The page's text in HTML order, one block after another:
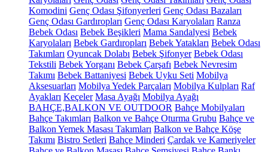
Komodini Genç Odası Şifonyerleri Genç Odası Bazaları
Genç Odası Gardıropları Genç Odası Karyolaları Ranza
Bebek Odası Bebek Beşikleri Mama Sandalyesi Bebek
Karyolaları Bebek Gardıropları Bebek Yatakları Bebek Odası
Takımları Oyuncak Dolabı Bebek Şifonyer Bebek Odası
Tekstili Bebek Yorganı Bebek Çarşafı Bebek Nevresim
Takımı Bebek Battaniyesi Bebek Uyku Seti Mobilya
Aksesuarları Mobilya Yedek Parçaları Mobilya Kulpları Raf
Ayakları Keçeler Masa Ayağı Mobilya Ayağı
BAHÇE,BALKON VE OUTDOOR Bahçe Mobilyaları
Bahçe Takımları Balkon ve Bahçe Oturma Grubu Bahçe ve
Balkon Yemek Masası Takımları Balkon ve Bahçe Köşe
Takımı Bistro Setleri Bahçe Minderi Çardak ve Kameriyeler